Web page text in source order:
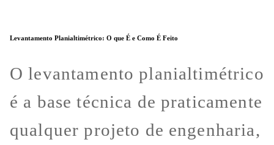
Levantamento Planialtimétrico: O que É e Como É Feito
O levantamento planialtimétrico
é a base técnica de praticamente
qualquer projeto de engenharia,